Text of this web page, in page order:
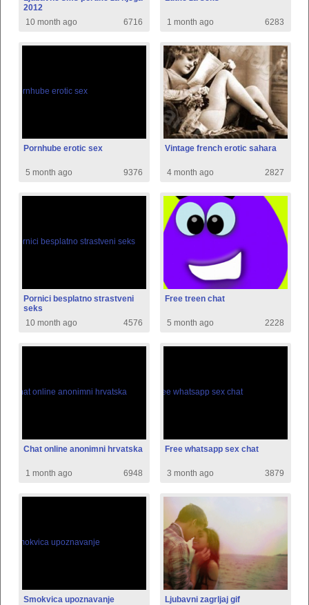
2012
10 month ago
6716 1 month ago 6283
Pornhube erotic sex
5 month ago 9376
Vintage french erotic sahara
4 month ago 2827
Pornici besplatno strastveni
seks
10 month ago
4576
Free treen chat
5 month ago 2228
Chat online anonimni hrvatska
1 month ago 6948
Free whatsapp sex chat
3 month ago 3879
Smokvica upoznavanje Ljubavni zagrljaj gif